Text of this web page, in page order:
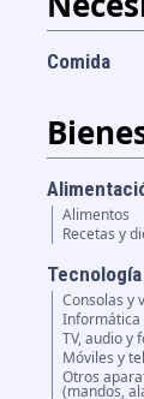
Comida
Alimentos
Recetas y
Tecnología
Consolas y
Informática
TV, audio y
Móviles y
Otros
(mandos,